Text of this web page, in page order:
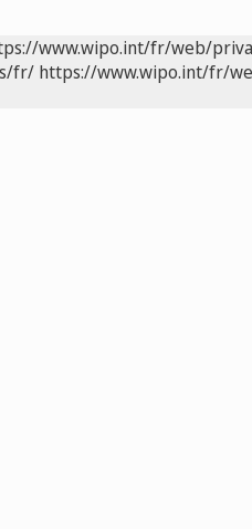
www.wipo.int/fr/web/
fr/ https://www.wipo.int/fr/